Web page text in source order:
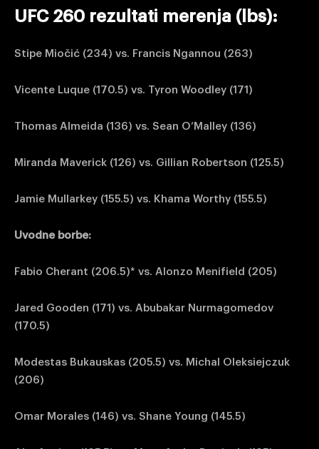
UFC 260 rezultati merenja (lbs):
Stipe Miočić (234) vs. Francis Ngannou (263)
Vicente Luque (170.5) vs. Tyron Woodley (171)
Thomas Almeida (136) vs. Sean O’Malley (136)
Miranda Maverick (126) vs. Gillian Robertson (125.5)
Jamie Mullarkey (155.5) vs. Khama Worthy (155.5)
Uvodne borbe:
Fabio Cherant (206.5)* vs. Alonzo Menifield (205)
Jared Gooden (171) vs. Abubakar Nurmagomedov
(170.5)
Modestas Bukauskas (205.5) vs. Michal Oleksiejczuk
(206)
Omar Morales (146) vs. Shane Young (145.5)